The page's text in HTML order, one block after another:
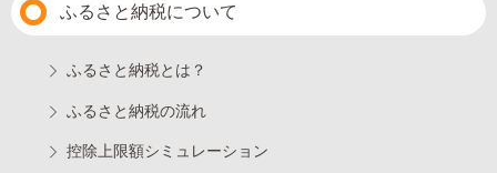
ふるさと納税について
ふるさと納税とは？
ふるさと納税の流れ
控除上限額シミュレーション